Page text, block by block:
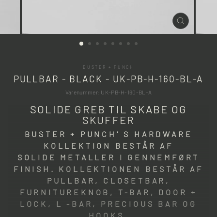
LUK
(ESC)
BUSTER + PUNCH
PULLBAR - BLACK - UK-PB-H-160-BL-A
Varenummer: UK-PB-H-160-BL-A
SOLIDE GREB TIL SKABE OG
SKUFFER
BUSTER + PUNCH' S HARDWARE
KOLLEKTION BESTÅR AF
SOLIDE METALLER I GENNEMFØRT
FINISH. KOLLEKTIONEN BESTÅR AF
PULLBAR, CLOSETBAR,
FURNITUREKNOB, T-BAR, DOOR +
LOCK, L -BAR, PRECIOUS BAR OG